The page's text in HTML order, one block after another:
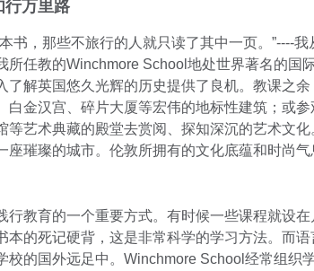
行万里路
书，那些不旅行的人就只读了其中一页。”----
所任教的Winchmore School地处世界著名的国
了解英国悠久光辉的历史提供了良机。教课之
白金汉宫、碎片大厦等宏伟的地标性建筑；或
等艺术典藏的殿堂去赏阅、探知深沉的艺术文
座璀璨的城市。伦敦所拥有的文化底蕴和时尚
行教育的一个重要方式。有时候一些课程就设
本的死记硬背，这是非常科学的学习方法。而
校的国外远足中。Winchmore School经常组织